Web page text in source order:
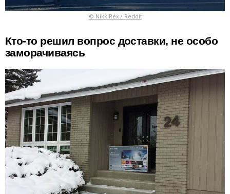
© NikkiRex / Reddit
Кто-то решил вопрос доставки, не особо
заморачиваясь